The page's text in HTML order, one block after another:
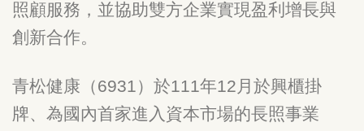
照顧服務，並協助雙方企業實現盈利增長與
創新合作。
青松健康（6931）於111年12月於興櫃掛
牌、為國內首家進入資本市場的長照事業